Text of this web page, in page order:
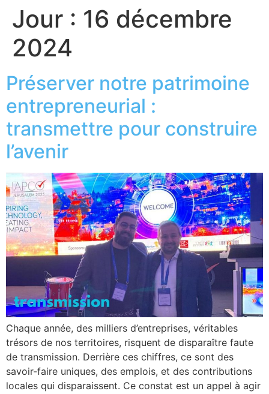
Jour : 16 décembre
2024
Préserver notre patrimoine
entrepreneurial :
transmettre pour construire
l’avenir
Chaque année, des milliers d’entreprises, véritables
trésors de nos territoires, risquent de disparaître faute
de transmission. Derrière ces chiffres, ce sont des
savoir-faire uniques, des emplois, et des contributions
locales qui disparaissent. Ce constat est un appel à agir